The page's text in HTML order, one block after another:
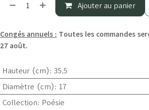
Ajouter au panier
Congés annuels : Toutes les commandes
27 août.
Hauteur (cm): 35,5
Diamètre (cm): 17
Collection: Poésie